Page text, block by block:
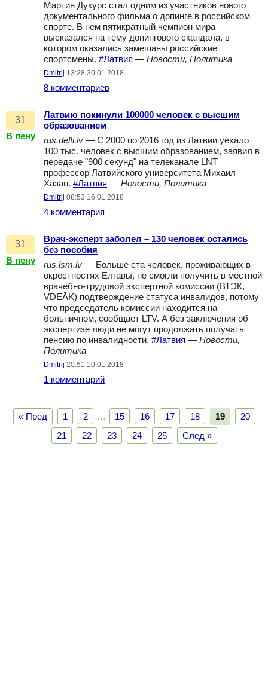
Мартин Дукурс стал одним из участников нового
документального фильма о допинге в российском
спорте. В нем пятикратный чемпион мира
высказался на тему допингового скандала, в
котором оказались замешаны российские
спортсмены. #Латвия — Новости, Политика
Dmitrij 13:28 30.01.2018
8 комментариев
31
В пену
Латвию покинули 100000 человек с высшим
образованием
rus.delfi.lv — С 2000 по 2016 год из Латвии уехало
100 тыс. человек с высшим образованием, заявил в
передаче "900 секунд" на телеканале LNT
профессор Латвийского университета Михаил
Хазан. #Латвия — Новости, Политика
Dmitrij 08:53 16.01.2018
4 комментария
31
В пену
Врач-эксперт заболел – 130 человек остались
без пособия
rus.lsm.lv — Больше ста человек, проживающих в
окрестностях Елгавы, не смогли получить в местной
врачебно-трудовой экспертной комиссии (ВТЭК,
VDEĀK) подтверждение статуса инвалидов, потому
что председатель комиссии находится на
больничном, сообщает LTV. А без заключения об
экспертизе люди не могут продолжать получать
пенсию по инвалидности. #Латвия — Новости,
Политика
Dmitrij 20:51 10.01.2018
1 комментарий
« Пред 1 2 … 15 16 17 18 19
20
21
22 23 24 25 След »